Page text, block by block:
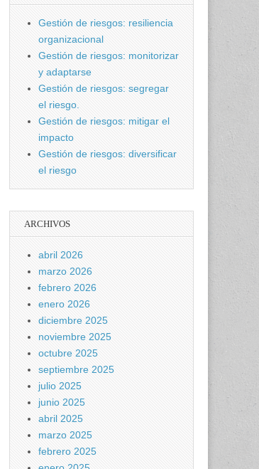
Gestión de riesgos: resiliencia
organizacional
Gestión de riesgos: monitorizar
y adaptarse
Gestión de riesgos: segregar
el riesgo.
Gestión de riesgos: mitigar el
impacto
Gestión de riesgos: diversificar
el riesgo
ARCHIVOS
abril 2026
marzo 2026
febrero 2026
enero 2026
diciembre 2025
noviembre 2025
octubre 2025
septiembre 2025
julio 2025
junio 2025
abril 2025
marzo 2025
febrero 2025